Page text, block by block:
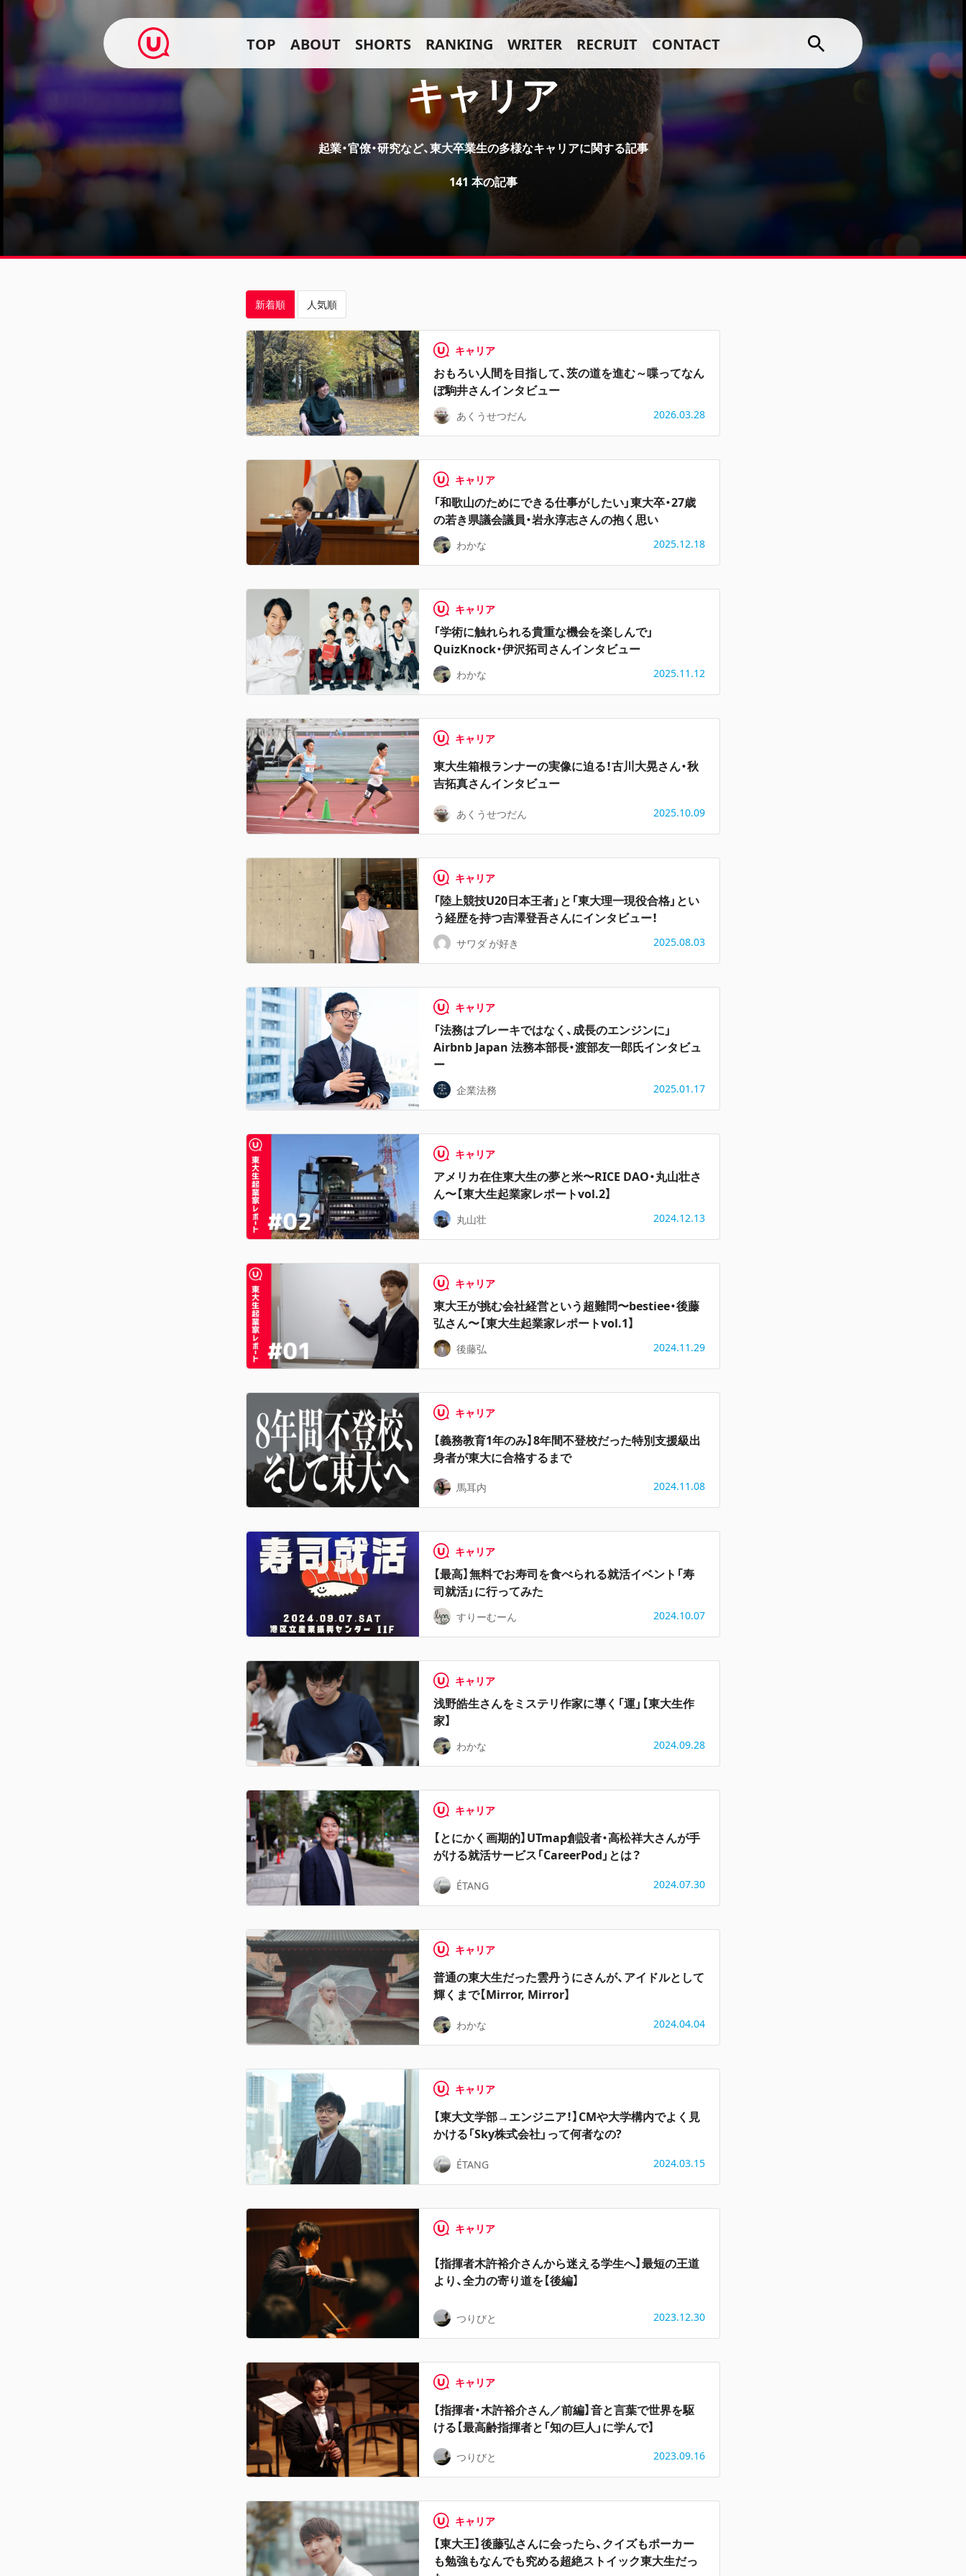
TOP ABOUT SHORTS RANKING WRITER RECRUIT CONTACT
キャリア
起業・官僚・研究など、東大卒業生の多様なキャリアに関する記事
141 本の記事
新着順 人気順
キャリア
おもろい人間を目指して、茨の道を進む～喋ってなん
ぼ駒井さんインタビュー
あくうせつだん 2026.03.28
キャリア
「和歌山のためにできる仕事がしたい」東大卒・27歳
の若き県議会議員・岩永淳志さんの抱く思い
わかな 2025.12.18
キャリア
「学術に触れられる貴重な機会を楽しんで」
QuizKnock・伊沢拓司さんインタビュー
わかな 2025.11.12
キャリア
東大生箱根ランナーの実像に迫る！古川大晃さん・秋
吉拓真さんインタビュー
あくうせつだん 2025.10.09
キャリア
「陸上競技U20日本王者」と「東大理一現役合格」とい
う経歴を持つ吉澤登吾さんにインタビュー！
サワダ が好き 2025.08.03
キャリア
「法務はブレーキではなく、成長のエンジンに」
Airbnb Japan 法務本部長・渡部友一郎氏インタビュ
ー
企業法務 2025.01.17
キャリア
アメリカ在住東大生の夢と米〜RICE DAO・丸山壮さ
ん〜【東大生起業家レポートvol.2】
丸山壮 2024.12.13
キャリア
東大王が挑む会社経営という超難問〜bestiee・後藤
弘さん〜【東大生起業家レポートvol.1】
後藤弘 2024.11.29
キャリア
【義務教育1年のみ】8年間不登校だった特別支援級出
身者が東大に合格するまで
馬耳内 2024.11.08
キャリア
【最高】無料でお寿司を食べられる就活イベント「寿
司就活」に行ってみた
すりーむーん 2024.10.07
キャリア
浅野皓生さんをミステリ作家に導く「運」【東大生作
家】
わかな 2024.09.28
キャリア
【とにかく画期的】UTmap創設者・高松祥大さんが手
がける就活サービス「CareerPod」とは？
ÉTANG 2024.07.30
キャリア
普通の東大生だった雲丹うにさんが、アイドルとして
輝くまで【Mirror, Mirror】
わかな 2024.04.04
キャリア
【東大文学部→エンジニア！】CMや大学構内でよく見
かける「Sky株式会社」って何者なの?
ÉTANG 2024.03.15
キャリア
【指揮者木許裕介さんから迷える学生へ】最短の王道
より、全力の寄り道を【後編】
つりびと 2023.12.30
キャリア
【指揮者・木許裕介さん／前編】音と言葉で世界を駆
ける【最高齢指揮者と「知の巨人」に学んで】
つりびと 2023.09.16
キャリア
【東大王】後藤弘さんに会ったら、クイズもポーカー
も勉強もなんでも究める超絶ストイック東大生だっ